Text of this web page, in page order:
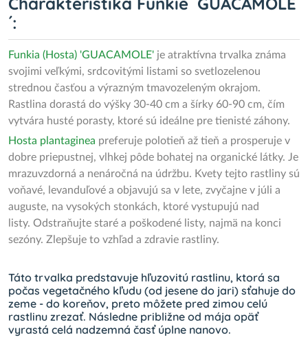
´:
Funkia (Hosta) 'GUACAMOLE' je atraktívna trvalka známa
svojimi veľkými, srdcovitými listami so svetlozelenou
strednou časťou a výrazným tmavozeleným okrajom.
Rastlina dorastá do výšky 30-40 cm a šírky 60-90 cm, čím
vytvára husté porasty, ktoré sú ideálne pre tienisté záhony.
Hosta plantaginea preferuje polotieň až tieň a prosperuje v
dobre priepustnej, vlhkej pôde bohatej na organické látky. Je
mrazuvzdorná a nenáročná na údržbu. Kvety tejto rastliny sú
voňavé, levanduľové a objavujú sa v lete, zvyčajne v júli a
auguste, na vysokých stonkách, ktoré vystupujú nad
listy. Odstraňujte staré a poškodené listy, najmä na konci
sezóny. Zlepšuje to vzhľad a zdravie rastliny.
Táto trvalka predstavuje hľuzovitú rastlinu, ktorá sa
počas vegetačného kľudu (od jesene do jari) sťahuje do
zeme - do koreňov, preto môžete pred zimou celú
rastlinu zrezať. Následne približne od mája opäť
vyrastá celá nadzemná časť úplne nanovo.